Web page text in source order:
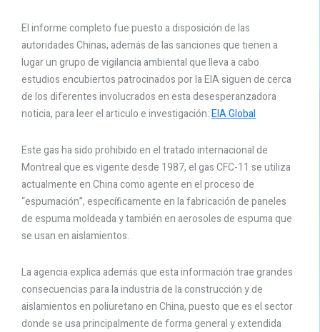
El informe completo fue puesto a disposición de las
autoridades Chinas, además de las sanciones que tienen a
lugar un grupo de vigilancia ambiental que lleva a cabo
estudios encubiertos patrocinados por la EIA siguen de cerca
de los diferentes involucrados en esta desesperanzadora
noticia, para leer el articulo e investigación:EIA Global
Este gas ha sido prohibido en el tratado internacional de
Montreal que es vigente desde 1987, el gas CFC-11 se utiliza
actualmente en China como agente en el proceso de
“espumación”, específicamente en la fabricación de paneles
de espuma moldeada y también en aerosoles de espuma que
se usan en aislamientos.
La agencia explica además que esta información trae grandes
consecuencias para la industria de la construcción y de
aislamientos en poliuretano en China, puesto que es el sector
donde se usa principalmente de forma general y extendida